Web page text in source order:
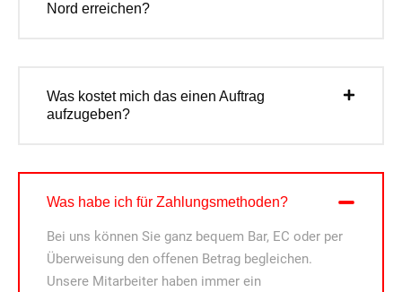
Nord erreichen?
Was kostet mich das einen Auftrag
aufzugeben?
Was habe ich für Zahlungsmethoden?
Bei uns können Sie ganz bequem Bar, EC oder per
Überweisung den offenen Betrag begleichen.
Unsere Mitarbeiter haben immer ein